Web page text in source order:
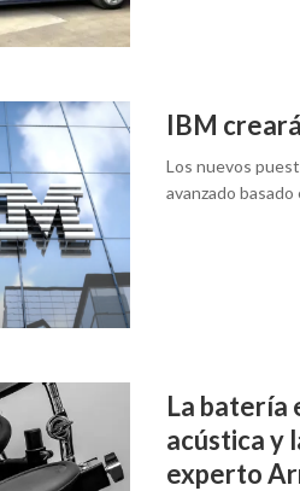
IBM
Los nuevos
avanzado
La batería
acústica y
experto